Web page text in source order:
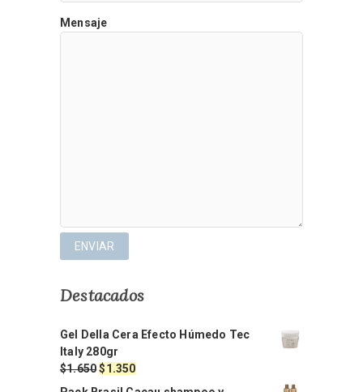
Mensaje
Destacados
Gel Della Cera Efecto Húmedo Tec
Italy 280gr
$1.650El
precio
$1.350El